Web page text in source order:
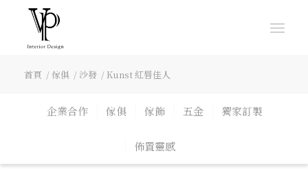
首頁 / 傢俱 / 沙發 / Kunst 紅唇佳人
企業合作 傢俱 傢飾 五金 獨家訂製
佈置靈感